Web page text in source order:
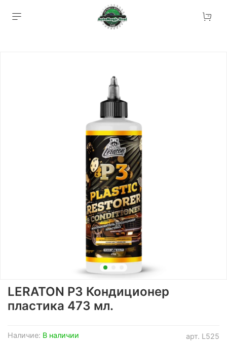
арт. L525
Наличие: В наличии
LERATON P3 Кондиционер
пластика 473 мл.